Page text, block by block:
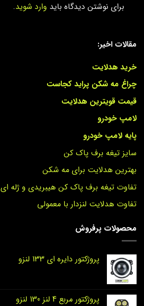
مقالات اخیر:
خرید هدلایت
چراغ مه شکن پراید کجاست
قیمت قویترین هدلایت
لامپ خودرو
پایه لامپ خودرو
سایز تیغه برف پاک کن
بهترین هدلایت برای مه شکن
تفاوت تیغه برف پاک کن هیبریدی و ژله ای
تفاوت هدلایت لنزدار با معمولی
محصولات پرفروش
پروژکتور دایره‌ ای 133 لنزو
پروژکتور مربع 4 لنز 130 لنزو
برای نوشتن دیدگاه باید وارد شوید.